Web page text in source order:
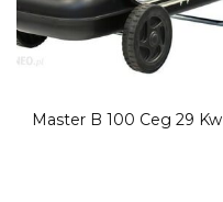
Master B 100 Ceg 29 Kw